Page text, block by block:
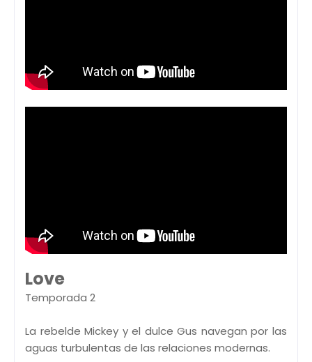
Love
Temporada 2
La rebelde Mickey y el dulce Gus navegan por las
aguas turbulentas de las relaciones modernas.